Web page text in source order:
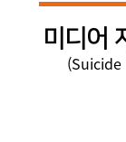
미디어